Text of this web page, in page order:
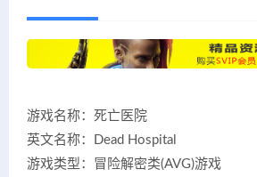
游戏名称：死亡医院
英文名称：Dead Hospital
游戏类型：冒险解密类(AVG)游戏